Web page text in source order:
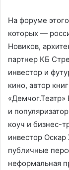
На форуме
которых —
Новиков,
партнер КБ
инвестор и
кино, автор
и
коуч и бизнес-
инвестор Оскар
публичные
неформальная